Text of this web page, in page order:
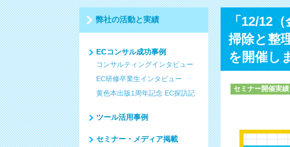
「12/12
掃除と整
を開催し
セミナー開催実績
弊社の活動と実績
ECコンサル成功事例
コンサルティングインタビュー
EC研修卒業生インタビュー
黄色本出版1周年記念 EC探訪記
ツール活用事例
セミナー・メディア掲載